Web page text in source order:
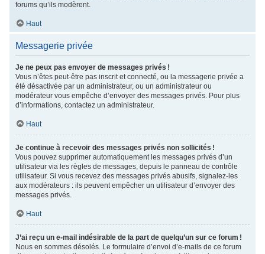
forums qu’ils modèrent.
Haut
Messagerie privée
Je ne peux pas envoyer de messages privés !
Vous n’êtes peut-être pas inscrit et connecté, ou la messagerie privée a
été désactivée par un administrateur, ou un administrateur ou
modérateur vous empêche d’envoyer des messages privés. Pour plus
d’informations, contactez un administrateur.
Haut
Je continue à recevoir des messages privés non sollicités !
Vous pouvez supprimer automatiquement les messages privés d’un
utilisateur via les règles de messages, depuis le panneau de contrôle
utilisateur. Si vous recevez des messages privés abusifs, signalez-les
aux modérateurs : ils peuvent empêcher un utilisateur d’envoyer des
messages privés.
Haut
J’ai reçu un e-mail indésirable de la part de quelqu’un sur ce forum !
Nous en sommes désolés. Le formulaire d’envoi d’e-mails de ce forum